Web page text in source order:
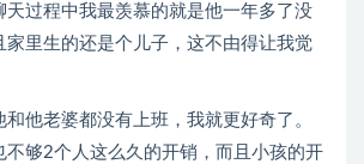
天过程中我最羡慕的就是他一年多了没
家里生的还是个儿子，这不由得让我觉
他老婆都没有上班，我就更好奇了。
不够2个人这么久的开销，而且小孩的开